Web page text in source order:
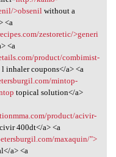
>obsenilwithout a
<a
zestoretic/>generi
<a
product/combimist-
l inhaler coupons</a> <a
mintop-
topical solution</a>
product/acivir-
400dt</a> <a
maxaquin/">
a> <a